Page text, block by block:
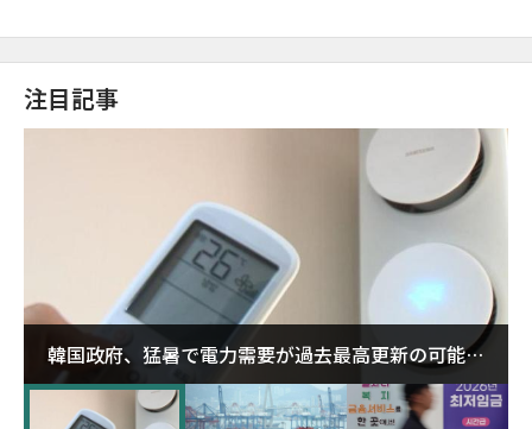
注目記事
韓国政府、猛暑で電力需要が過去最高更新の可能性
に需給対応体制を点検